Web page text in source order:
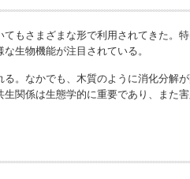
もさまざまな形で利用されてきた。特
生物機能が注目されている。
。なかでも、木質のように消化分解
関係は生態学的に重要であり、また害